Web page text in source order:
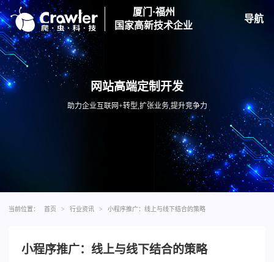
厦门·福州
国家高新技术企业
导航
网站高端定制开发
助力企业互联网+转型,扩张业务,提升竞争力
当前位置： 首页 > 行业资讯 > 小程序推广：线上与线下结合的策略
小程序推广：线上与线下结合的策略